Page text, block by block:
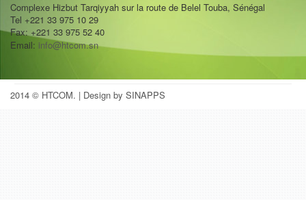
Complexe Hizbut Tarqiyyah sur la route de Belel Touba, Sénégal
Tel +221 33 975 10 29
Fax: +221 33 975 52 40
Email: info@htcom.sn
2014 © HTCOM. | Design by SINAPPS